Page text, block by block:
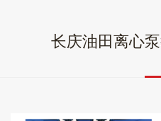
长庆油田离心